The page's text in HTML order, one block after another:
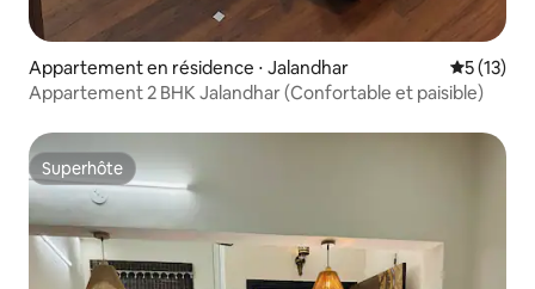
Appartement en résidence ⋅ Jalandhar
5 (13)
Appartement 2 BHK Jalandhar (Confortable et paisible)
Superhôte
Superhôte